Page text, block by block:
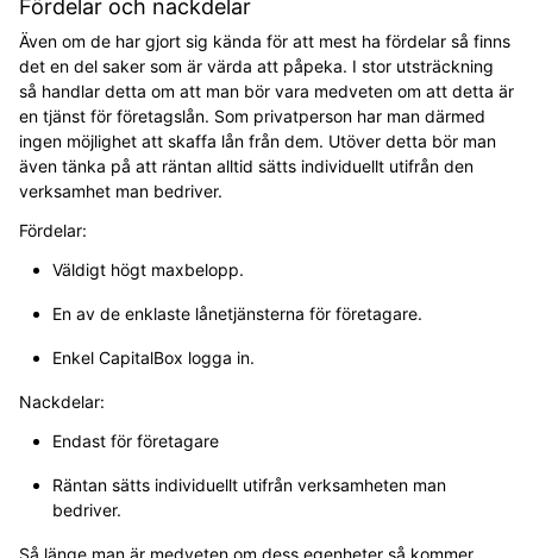
Fördelar och nackdelar
Även om de har gjort sig kända för att mest ha fördelar så finns
det en del saker som är värda att påpeka. I stor utsträckning
så handlar detta om att man bör vara medveten om att detta är
en tjänst för företagslån. Som privatperson har man därmed
ingen möjlighet att skaffa lån från dem. Utöver detta bör man
även tänka på att räntan alltid sätts individuellt utifrån den
verksamhet man bedriver.
Fördelar:
Väldigt högt maxbelopp.
En av de enklaste lånetjänsterna för företagare.
Enkel CapitalBox logga in.
Nackdelar:
Endast för företagare
Räntan sätts individuellt utifrån verksamheten man
bedriver.
Så länge man är medveten om dess egenheter så kommer